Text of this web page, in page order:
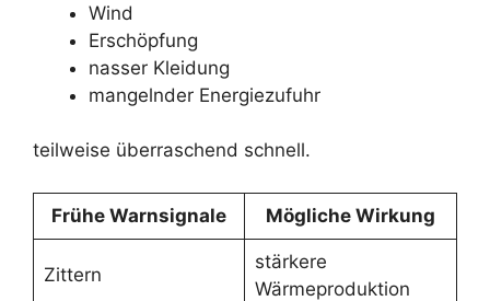
Wind
Erschöpfung
nasser Kleidung
mangelnder Energiezufuhr
teilweise überraschend schnell.
Frühe Warnsignale Mögliche Wirkung
Zittern
stärkere
Wärmeproduktion